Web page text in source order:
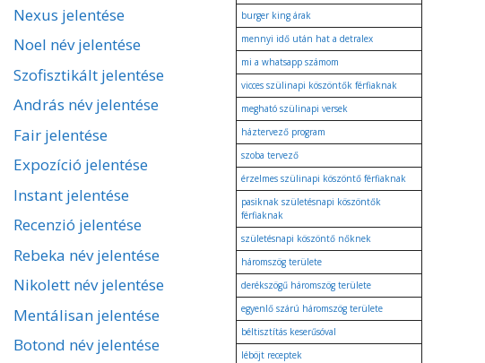
Nexus jelentése
Noel név jelentése
Szofisztikált jelentése
András név jelentése
Fair jelentése
Expozíció jelentése
Instant jelentése
Recenzió jelentése
Rebeka név jelentése
Nikolett név jelentése
Mentálisan jelentése
Botond név jelentése
burger king árak
mennyi idő után hat a detralex
mi a whatsapp számom
vicces szülinapi köszöntők férfiaknak
megható szülinapi versek
háztervező program
szoba tervező
érzelmes szülinapi köszöntő férfiaknak
pasiknak születésnapi köszöntők
férfiaknak
születésnapi köszöntő nőknek
háromszög területe
derékszögű háromszög területe
egyenlő szárú háromszög területe
béltisztítás keserűsóval
léböjt receptek